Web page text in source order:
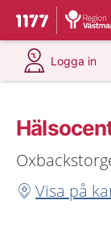
Till startsidan
Du har
Logga in
på
Visa på